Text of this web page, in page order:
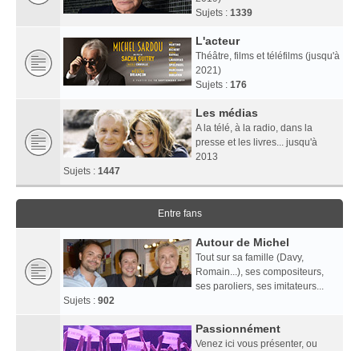
Sujets : 1339
L'acteur
Théâtre, films et téléfilms (jusqu'à
2021)
Sujets : 176
Les médias
A la télé, à la radio, dans la
presse et les livres... jusqu'à
2013
Sujets : 1447
Entre fans
Autour de Michel
Tout sur sa famille (Davy,
Romain...), ses compositeurs,
ses paroliers, ses imitateurs...
Sujets : 902
Passionnément
Venez ici vous présenter, ou